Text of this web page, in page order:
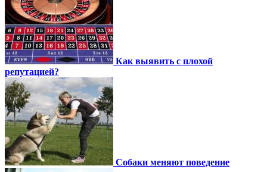
Как выявить с плохой
репутацией?
Собаки меняют поведение